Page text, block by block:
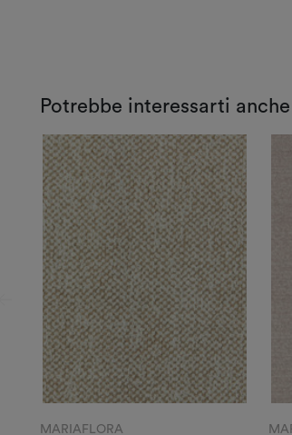
Potrebbe interessarti anche
MARIAFLORA